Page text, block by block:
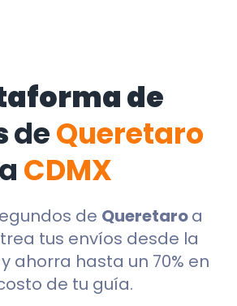
de
deQueretaro
a CDMX
de Queretaroa
tus envíos desde la
ahorra hasta un 70% en
de tu guía.